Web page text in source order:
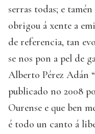
serras todas; e
obrigou á xente a
de referencia, tan
se nos pon a pel de
Alberto Pérez Adán
publicado no 2008
Ourense e que ben
é todo un canto á